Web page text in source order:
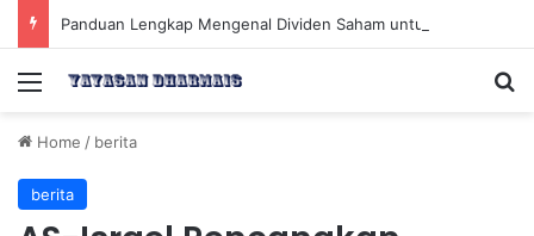
Menu
Home / berita
berita